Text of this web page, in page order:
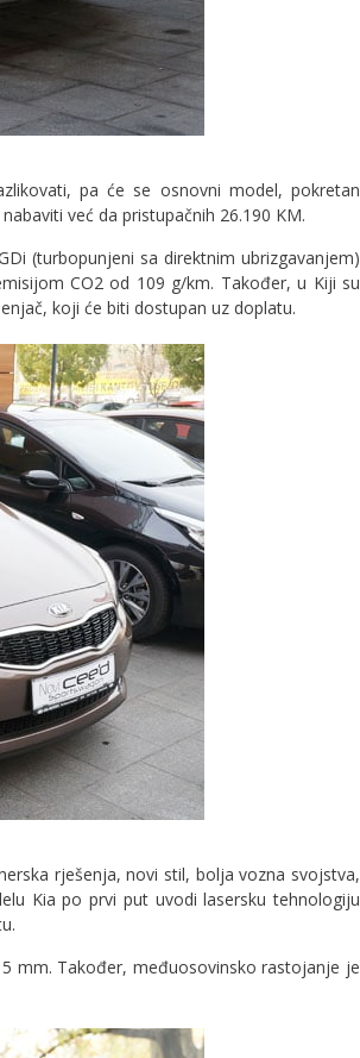
pa će se osnovni model, pokretan
već da pristupačnih 26.190 KM.
(turbopunjeni sa direktnim ubrizgavanjem)
CO2 od 109 g/km. Također, u Kiji su
koji će biti dostupan uz doplatu.
rješenja, novi stil, bolja vozna svojstva,
Kia po prvi put uvodi lasersku tehnologiju
mm. Također, međuosovinsko rastojanje je